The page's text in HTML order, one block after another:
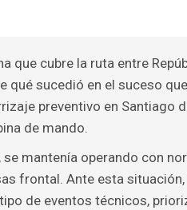
que cubre la ruta entre
qué sucedió en el suceso
preventivo en Santiago
de mando.
se mantenía operando con
frontal. Ante esta
de eventos técnicos,